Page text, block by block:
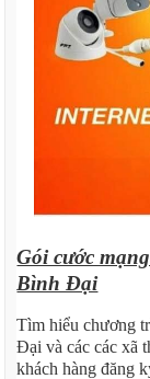
Gói cước
Bình Đại
Tìm hiểu chương
Đại và các các xã
khách hàng đăng